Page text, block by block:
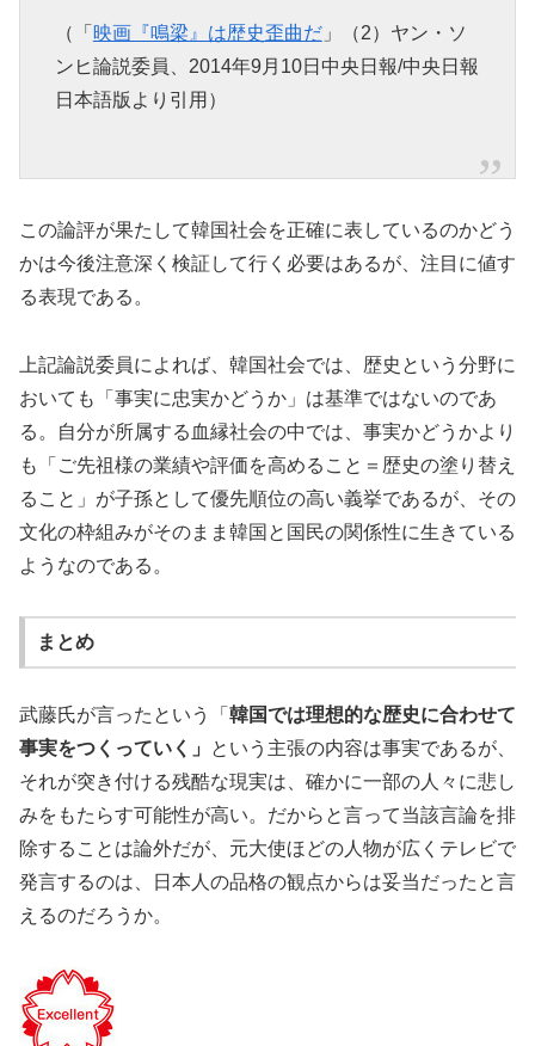
（「 映画『鳴梁』は歴史歪曲だ」（2）ヤン・ソ
ンヒ論説委員、2014年9月10日中央日報/中央日報
日本語版より引用）
この論評が果たして韓国社会を正確に表しているのかどう
かは今後注意深く検証して行く必要はあるが、注目に値す
る表現である。
上記論説委員によれば、韓国社会では、歴史という分野に
おいても「事実に忠実かどうか」は基準ではないのであ
る。自分が所属する血縁社会の中では、事実かどうかより
も「ご先祖様の業績や評価を高めること＝歴史の塗り替え
ること」が子孫として優先順位の高い義挙であるが、その
文化の枠組みがそのまま韓国と国民の関係性に生きている
ようなのである。
まとめ
武藤氏が言ったという「 韓国では理想的な歴史に合わせて
事実をつくっていく」
という主張の内容は事実であるが、
それが突き付ける残酷な現実は、確かに一部の人々に悲し
みをもたらす可能性が高い。だからと言って当該言論を排
除することは論外だが、元大使ほどの人物が広くテレビで
発言するのは、日本人の品格の観点からは妥当だったと言
えるのだろうか。